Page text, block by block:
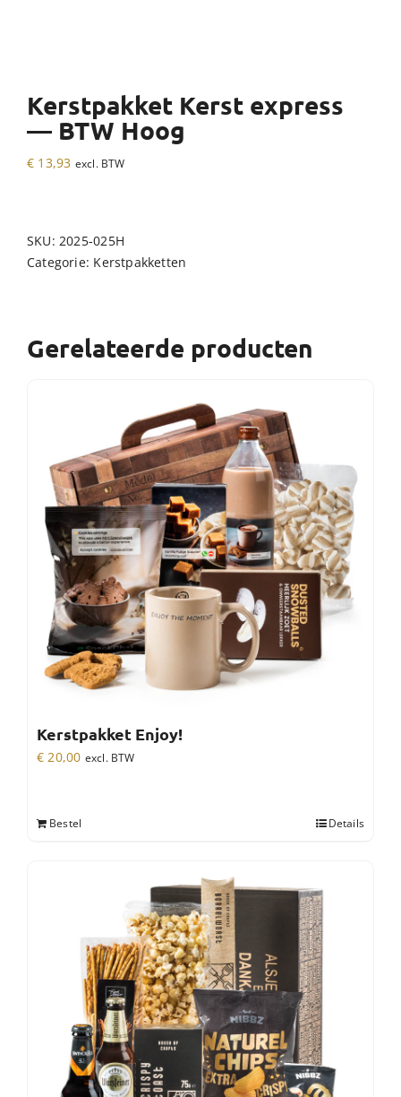
Kerstpakket Kerst express
— BTW Hoog
€ 13,93 excl. BTW
SKU:2025-025H
Categorie: Kerstpakketten
Gerelateerde producten
Kerstpakket Enjoy!
€ 20,00 excl. BTW
Bestel Details